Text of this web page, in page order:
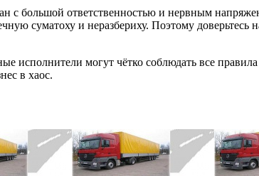
с большой ответственностью и нервным
суматоху и неразбериху. Поэтому
исполнители могут чётко соблюдать все
в хаос.